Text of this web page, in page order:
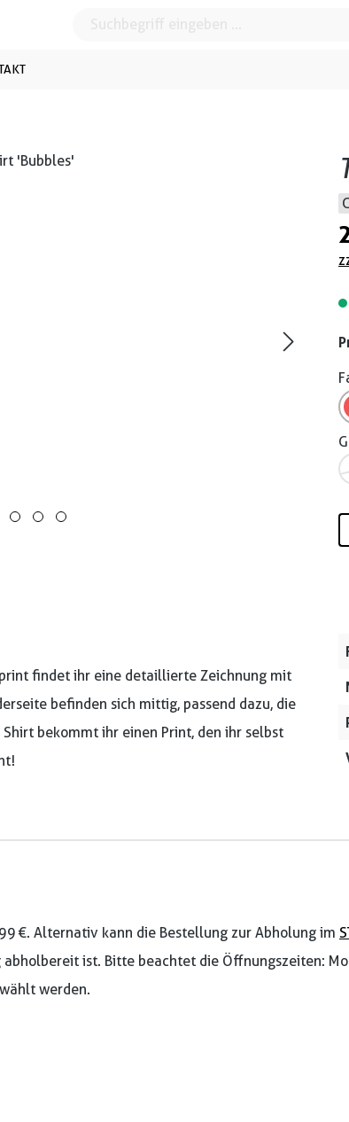
findet ihr eine detaillierte Zeichnung mit
befinden sich mittig, passend dazu, die
bekommt ihr einen Print, den ihr selbst
€. Alternativ kann die Bestellung zur Abholung im
ist. Bitte beachtet die Öffnungszeiten:
werden.